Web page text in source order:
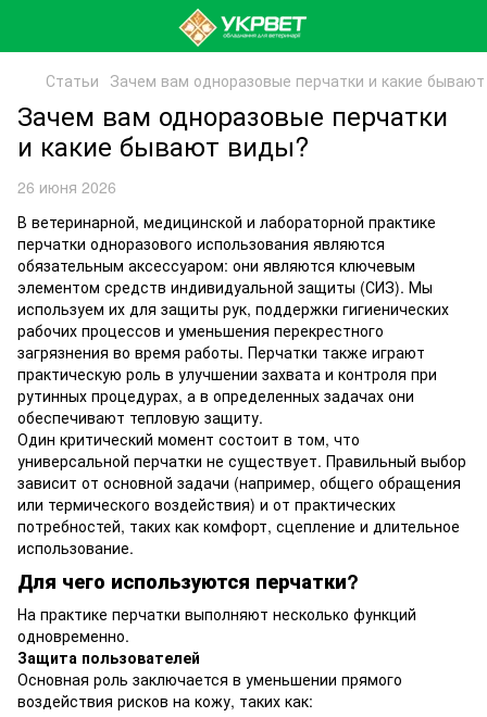
Статьи Зачем вам одноразовые перчатки и какие
Зачем вам одноразовые перчатки
и какие бывают виды?
26 июня 2026
В ветеринарной, медицинской и лабораторной практике
перчатки одноразового использования являются
обязательным аксессуаром: они являются ключевым
элементом средств индивидуальной защиты (СИЗ). Мы
используем их для защиты рук, поддержки гигиенических
рабочих процессов и уменьшения перекрестного
загрязнения во время работы. Перчатки также играют
практическую роль в улучшении захвата и контроля при
рутинных процедурах, а в определенных задачах они
обеспечивают тепловую защиту.
Один критический момент состоит в том, что
универсальной перчатки не существует. Правильный выбор
зависит от основной задачи (например, общего обращения
или термического воздействия) и от практических
потребностей, таких как комфорт, сцепление и длительное
использование.
Для чего используются перчатки?
На практике перчатки выполняют несколько функций
одновременно.
Защита пользователей
Основная роль заключается в уменьшении прямого
воздействия рисков на кожу, таких как: